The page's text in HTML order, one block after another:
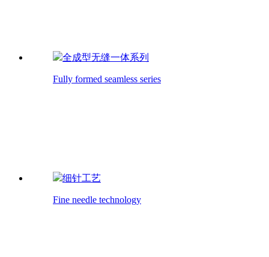
全成型无缝一体系列
Fully formed seamless series
细针工艺
Fine needle technology